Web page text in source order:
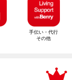
手伝い・代行
その他